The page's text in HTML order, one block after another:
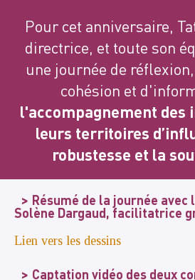
Pour cet anniversaire,
directrice, et toute son
une journée de
cohésion et
l'accompagnement des
leurs territoires
robustesse et la
Résumé de la journée avec
Solène Dargaud, facilitatrice
Lien vers les dessins
Captation vidéo des deux